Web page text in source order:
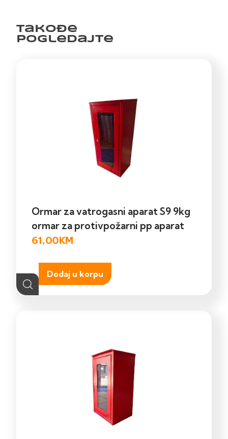
Takođe
pogledajte
Ormar za vatrogasni aparat S9 9kg
ormar za protivpožarni pp aparat
61,00KM
Dodaj u korpu